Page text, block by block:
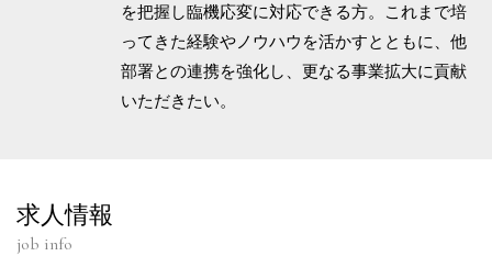
を把握し臨機応変に対応できる方。これまで培
ってきた経験やノウハウを活かすとともに、他
部署との連携を強化し、更なる事業拡大に貢献
いただきたい。
求人情報
job info